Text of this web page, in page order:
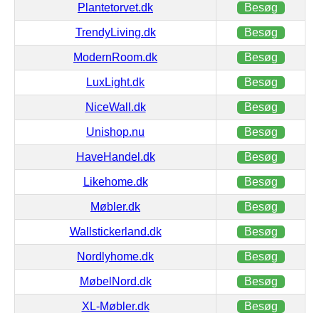
Plantetorvet.dk Besøg
TrendyLiving.dk Besøg
ModernRoom.dk Besøg
LuxLight.dk Besøg
NiceWall.dk Besøg
Unishop.nu Besøg
HaveHandel.dk Besøg
Likehome.dk Besøg
Møbler.dk Besøg
Wallstickerland.dk Besøg
Nordlyhome.dk Besøg
MøbelNord.dk Besøg
XL-Møbler.dk Besøg